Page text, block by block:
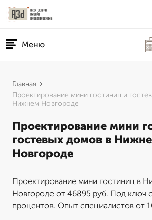
Меню
Главная
Проектирование мини гостиниц и
Нижнем Новгороде
Проектирование мини
гостевых домов в
Новгороде
Проектирование мини гостиниц в
Новгороде от 46895 руб. Под ключ
процентов. Опыт специалистов от